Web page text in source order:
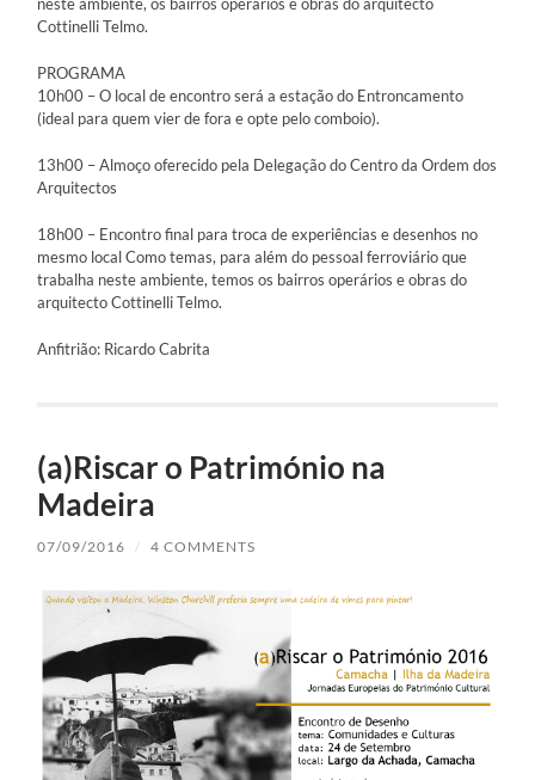
Cottinelli Telmo.
PROGRAMA
10h00 – O local de encontro será a estação do Entroncamento
(ideal para quem vier de fora e opte pelo comboio).
13h00 – Almoço oferecido pela Delegação do Centro da Ordem dos
Arquitectos
18h00 – Encontro final para troca de experiências e desenhos no
mesmo local Como temas, para além do pessoal ferroviário que
trabalha neste ambiente, temos os bairros operários e obras do
arquitecto Cottinelli Telmo.
Anfitrião: Ricardo Cabrita
(a)Riscar o Património na
Madeira
07/09/2016 / 4 COMMENTS